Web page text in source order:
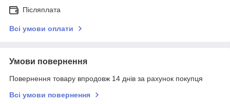
Післяплата
Всі умови оплати
Умови повернення
Повернення товару впродовж 14 днів за рахунок покупця
Всі умови повернення